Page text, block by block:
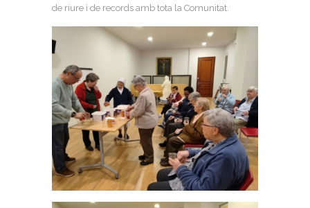
de riure i de records amb tota la Comunitat.